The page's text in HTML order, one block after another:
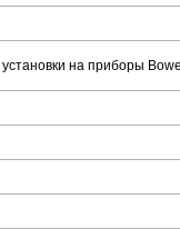
на приборы